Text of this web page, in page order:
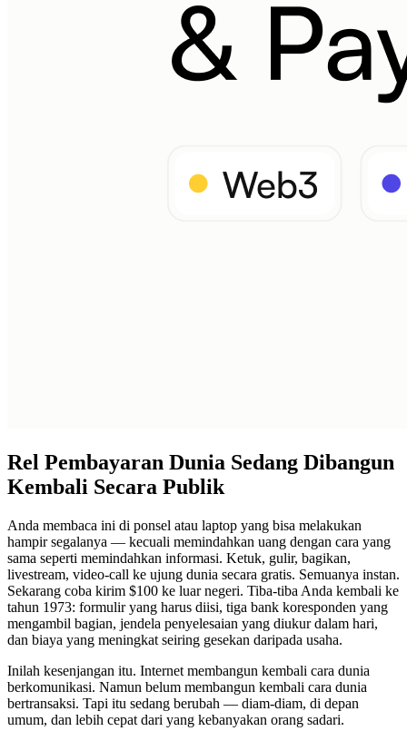
Rel Pembayaran Dunia Sedang Dibangun
Kembali Secara Publik
Anda membaca ini di ponsel atau laptop yang bisa melakukan
hampir segalanya — kecuali memindahkan uang dengan cara yang
sama seperti memindahkan informasi. Ketuk, gulir, bagikan,
livestream, video-call ke ujung dunia secara gratis. Semuanya instan.
Sekarang coba kirim $100 ke luar negeri. Tiba-tiba Anda kembali ke
tahun 1973: formulir yang harus diisi, tiga bank koresponden yang
mengambil bagian, jendela penyelesaian yang diukur dalam hari,
dan biaya yang meningkat seiring gesekan daripada usaha.
Inilah kesenjangan itu. Internet membangun kembali cara dunia
berkomunikasi. Namun belum membangun kembali cara dunia
bertransaksi. Tapi itu sedang berubah — diam-diam, di depan
umum, dan lebih cepat dari yang kebanyakan orang sadari.